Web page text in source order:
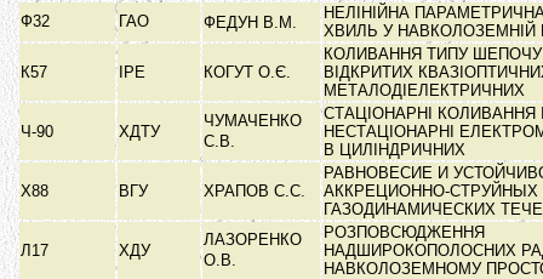
Ф32
ГАО ФЕДУН В.М.
НЕЛІНІЙНА
ХВИЛЬ У НАВКОЛОЗЕМНІЙ
К57 ІРЕ КОГУТ О.Є.
КОЛИВАННЯ ТИПУ
ВІДКРИТИХ
МЕТАЛОДІЕЛЕКТРИЧНИХ
Ч-90 ХДТУ
ЧУМАЧЕНКО
С.В.
СТАЦІОНАРНІ КОЛИВАННЯ
НЕСТАЦІОНАРНІ
В ЦИЛІНДРИЧНИХ
Х88 ВГУ ХРАПОВ С.С.
РАВНОВЕСИЕ И
АККРЕЦИОННО-СТРУЙНЫХ
ГАЗОДИНАМИЧЕСКИХ
Л17 ХДУ
ЛАЗОРЕНКО
О.В.
РОЗПОВСЮДЖЕННЯ
НАДШИРОКОПОЛОСНИХ
НАВКОЛОЗЕМНОМУ